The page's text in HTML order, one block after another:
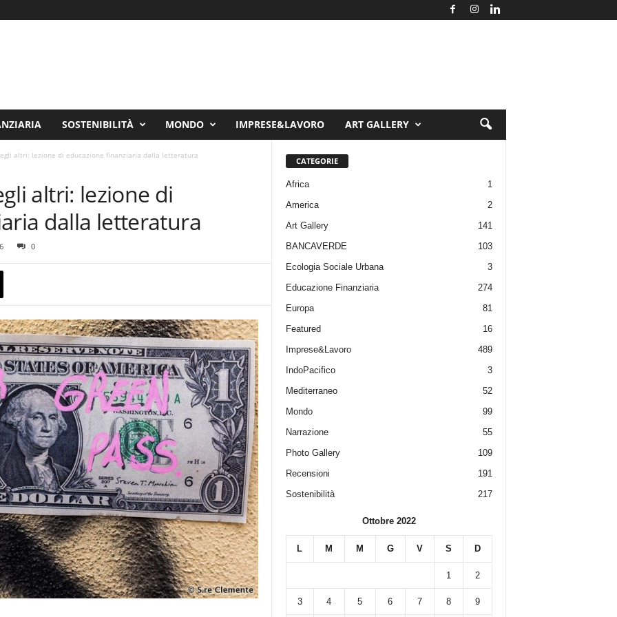
SOSTENIBILITÀ MONDO IMPRESE&LAVORO ART GALLERY
altri: lezione di educazione finanziaria dalla letteratura
altri: lezione di
dalla letteratura
0
CATEGORIE
Africa
1
America
2
Art Gallery
141
BANCAVERDE
103
Ecologia Sociale Urbana
3
Educazione Finanziaria
274
Europa
81
Featured
16
Imprese&Lavoro
489
IndoPacifico
3
Mediterraneo
52
Mondo
99
Narrazione
55
Photo Gallery
109
Recensioni
191
Sostenibilità
217
Ottobre 2022
L M M G V S D
1 2
3 4 5 6 7 8 9